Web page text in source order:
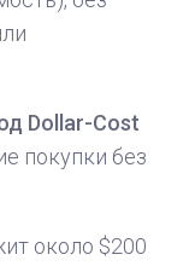
Dollar-Cost
покупки без
около $200